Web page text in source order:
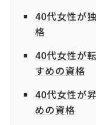
40代女性が
格
40代女性が
すめの資格
40代女性が
めの資格